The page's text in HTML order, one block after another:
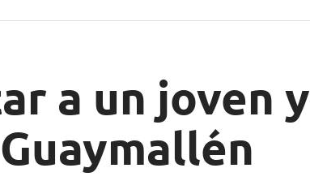
a un joven y